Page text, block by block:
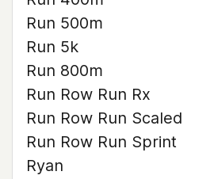
Run 500m
Run 5k
Run 800m
Run Row Run Rx
Run Row Run Scaled
Run Row Run Sprint
Ryan